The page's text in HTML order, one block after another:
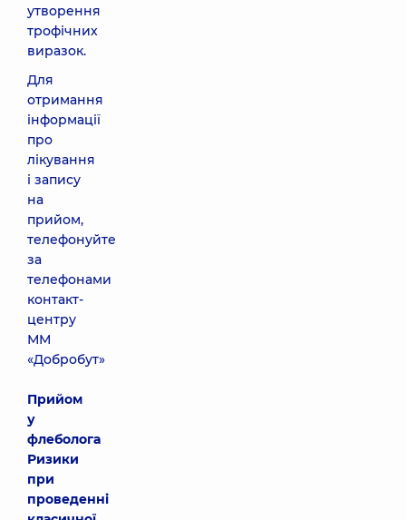
утворення
трофічних
виразок.
Для
отримання
інформації
про
лікування
і запису
на
прийом,
телефонуйте
за
телефонами
контакт-
центру
ММ
«Добробут»
Прийом
у
флеболога
Ризики
при
проведенні